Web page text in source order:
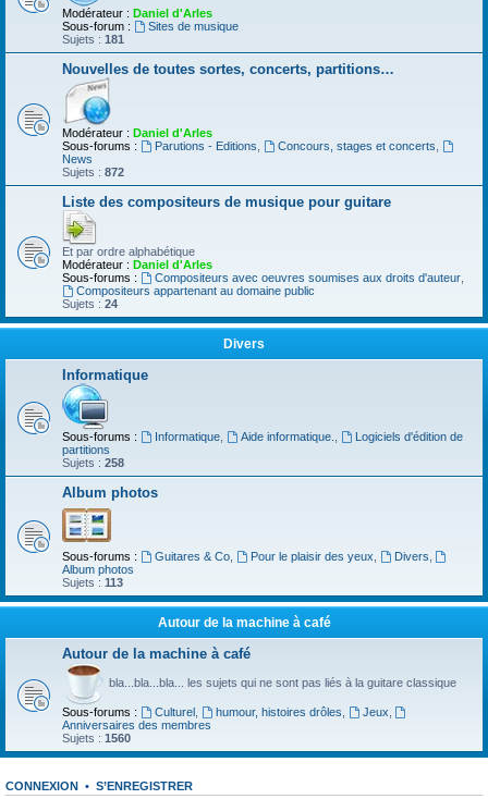
Modérateur : Daniel d'Arles
Sous-forum :
Sites de musique
Sujets : 181
Nouvelles de toutes sortes, concerts, partitions…
Modérateur : Daniel d'Arles
Sous-forums :
Parutions - Editions Concours, stages et concerts
News
Sujets : 872
Liste des compositeurs de musique pour guitare
Et par ordre alphabétique
Modérateur : Daniel d'Arles
Sous-forums :
Compositeurs avec oeuvres soumises aux droits d'auteur,
Compositeurs appartenant au domaine public
Sujets : 24
Divers
Informatique
Sous-forums : Informatique, Aide informatique.
Logiciels d'édition de
partitions
Sujets : 258
Album photos
Sous-forums : Guitares & Co, Pour le plaisir des yeux Divers
Album photos
Sujets : 113
Autour de la machine à café
Autour de la machine à café
bla...bla...bla... les sujets qui ne sont pas liés à la guitare classique
Sous-forums : Culturel, humour, histoires drôles Jeux
Anniversaires des membres
Sujets : 1560
CONNEXION • S’ENREGISTRER